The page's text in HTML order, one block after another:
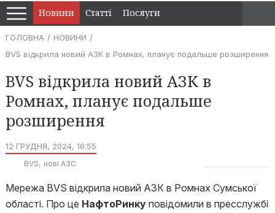
Новини Статті Послуги
ГОЛОВНА
НОВИНИ
BVS відкрила новий АЗК в Ромнах, планує подальше розширення
BVS відкрила новий АЗК в
Ромнах, планує подальше
розширення
12 ГРУДНЯ, 2024, 16:55
BVS нові АЗС
Мережа BVS відкрила новий АЗК в Ромнах Сумської
області. Про це НафтоРинкуповідомили в пресслужбі